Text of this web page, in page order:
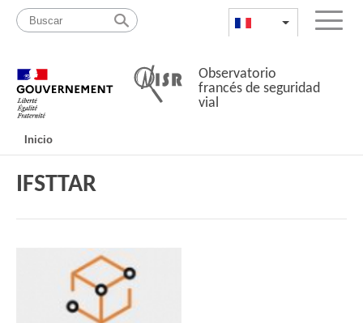
Pasar
contenido
Mapa
web
List additional
Menu
Observatorio
francés de seguridad
vial
principale
Inicio
IFSTTAR